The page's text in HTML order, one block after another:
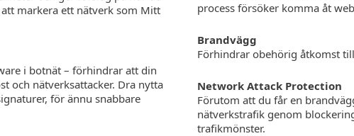
markera ett nätverk som Mitt
i botnät – förhindrar att din
och nätverksattacker. Dra nytta
för ännu snabbare
process försöker komma åt
Brandvägg
Förhindrar obehörig åtkomst
Network Attack Protection
Förutom att du får en
nätverkstrafik genom
trafikmönster.